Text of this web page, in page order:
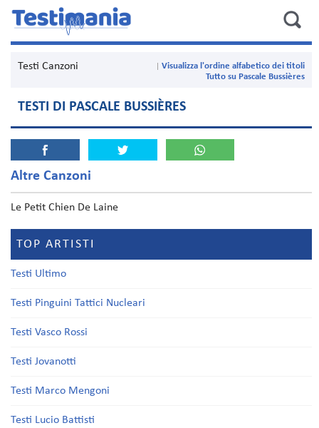
Testi Canzoni
Visualizza l'ordine alfabetico dei titoli
Tutto su Pascale Bussières
TESTI DI PASCALE BUSSIÈRES
Altre Canzoni
Le Petit Chien De Laine
TOP ARTISTI
Testi Ultimo
Testi Pinguini Tattici Nucleari
Testi Vasco Rossi
Testi Jovanotti
Testi Marco Mengoni
Testi Lucio Battisti